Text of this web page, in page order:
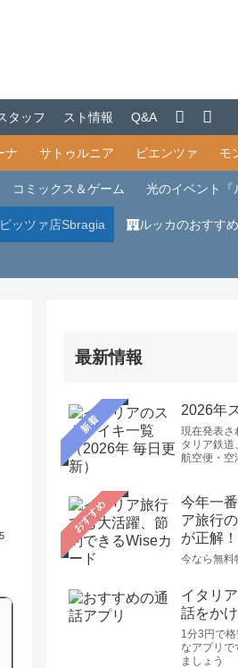
タッフ スト情報 Q&A
ナ サトゥルニア ピエンツァ モ
コミックス＆ゲーム 光のイベント『
ピッツァ店Sbragia ルッカのおすす
最新情報
新着
2026年
現在発表さ
タリア鉄道
航空便・空
おすすめ
今年一
ア旅行
が正解！
今なら無料
イタリ
話をか
1分3円で
なアプリで
ましょう